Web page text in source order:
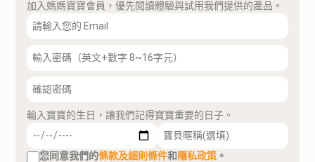
加入媽媽寶寶會員，優先閱讀體驗與試用我們提供的產品。
輸入寶寶的生日，讓我們記得寶寶重要的日子。
您同意我們的條款及細則條件和隱私政策 。